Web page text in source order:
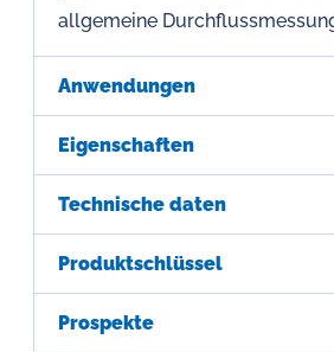
allgemeine
Anwendungen
Eigenschaften
Technische daten
Produktschlüssel
Prospekte